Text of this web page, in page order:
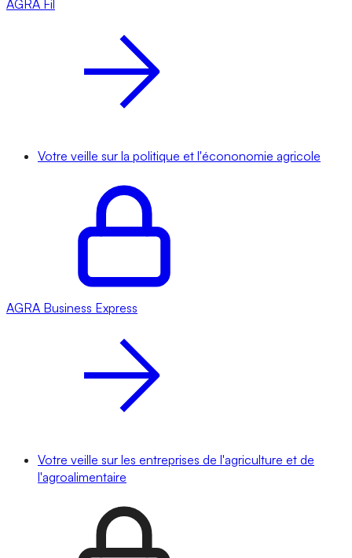
AGRA Fil
Votre veille sur la politique et l'écononomie agricole
AGRA Business Express
Votre veille sur les entreprises de l'agriculture et de
l'agroalimentaire